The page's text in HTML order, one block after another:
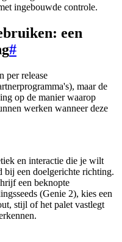
ingebouwde controle.
een
#
per release
maar de
op de manier waarop
werken wanneer deze
en interactie die je wilt
bij een doelgerichte richting.
een beknopte
(Genie 2), kies een
stijl of het palet vastlegt